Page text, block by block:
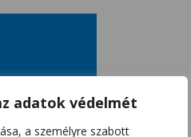
adatok védelmét
a személyre szabott